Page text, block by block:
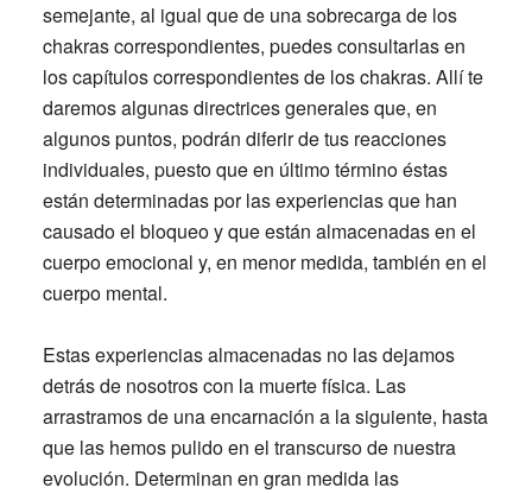
semejante, al igual que de una sobrecarga de los
chakras correspondientes, puedes consultarlas en
los capítulos correspondientes de los chakras. Allí te
daremos algunas directrices generales que, en
algunos puntos, podrán diferir de tus reacciones
individuales, puesto que en último término éstas
están determinadas por las experiencias que han
causado el bloqueo y que están almacenadas en el
cuerpo emocional y, en menor medida, también en el
cuerpo mental.
Estas experiencias almacenadas no las dejamos
detrás de nosotros con la muerte física. Las
arrastramos de una encarnación a la siguiente, hasta
que las hemos pulido en el transcurso de nuestra
evolución. Determinan en gran medida las